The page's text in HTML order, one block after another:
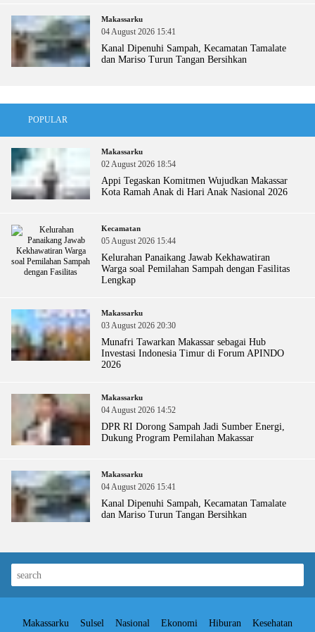
Makassarku
04 August 2026 15:41
Kanal Dipenuhi Sampah, Kecamatan Tamalate
dan Mariso Turun Tangan Bersihkan
POPULAR
Makassarku
02 August 2026 18:54
Appi Tegaskan Komitmen Wujudkan Makassar
Kota Ramah Anak di Hari Anak Nasional 2026
Kecamatan
05 August 2026 15:44
Kelurahan Panaikang Jawab Kekhawatiran
Warga soal Pemilahan Sampah dengan Fasilitas
Lengkap
Makassarku
03 August 2026 20:30
Munafri Tawarkan Makassar sebagai Hub
Investasi Indonesia Timur di Forum APINDO
2026
Makassarku
04 August 2026 14:52
DPR RI Dorong Sampah Jadi Sumber Energi,
Dukung Program Pemilahan Makassar
Makassarku
04 August 2026 15:41
Kanal Dipenuhi Sampah, Kecamatan Tamalate
dan Mariso Turun Tangan Bersihkan
Makassarku Sulsel Nasional Ekonomi Hiburan Kesehatan